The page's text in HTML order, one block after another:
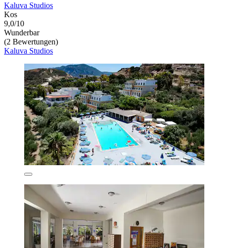
Kaluva Studios
Kos
9,0/10
Wunderbar
(2 Bewertungen)
Kaluva Studios